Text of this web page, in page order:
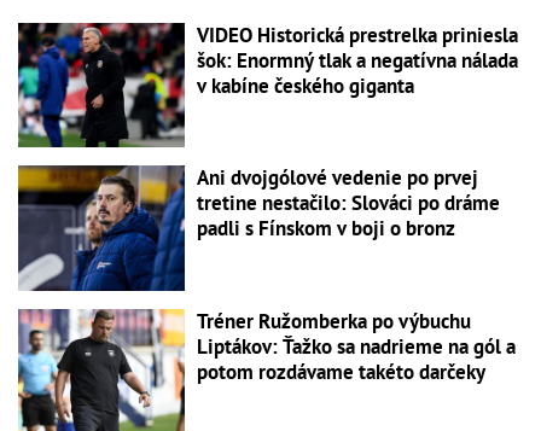
VIDEO Historická prestrelka priniesla
šok: Enormný tlak a negatívna nálada
v kabíne českého giganta
Ani dvojgólové vedenie po prvej
tretine nestačilo: Slováci po dráme
padli s Fínskom v boji o bronz
Tréner Ružomberka po výbuchu
Liptákov: Ťažko sa nadrieme na gól a
potom rozdávame takéto darčeky